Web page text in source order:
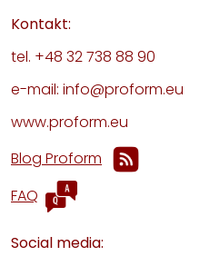
Kontakt:
tel. +48 32 738 88 90
e-mail: info@proform.eu
www.proform.eu
Blog Proform
FAQ
Social media: